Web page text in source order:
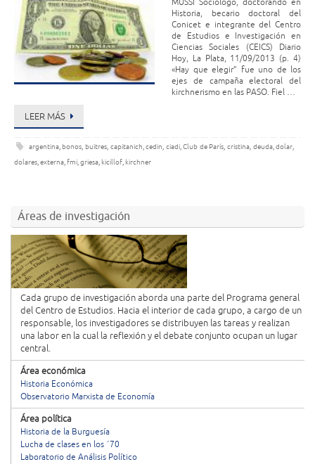
MUSSI Sociólogo, doctorando en
Historia, becario doctoral del
Conicet e integrante del Centro
de Estudios e Investigación en
Ciencias Sociales (CEICS) Diario
Hoy, La Plata, 11/09/2013 (p. 4)
«Hay que elegir” fue uno de los
ejes de campaña electoral del
kirchnerismo en las PASO. Fiel …
LEER MÁS
argentina, bonos, buitres, capitanich,cedin, ciadi,Club de París, cristina, deuda,dolar,
dolares,externa, fmi,griesa, kicillof, kirchner
Áreas de investigación
Cada grupo de investigación aborda una parte del Programa general
del Centro de Estudios. Hacia el interior de cada grupo, a cargo de un
responsable, los investigadores se distribuyen las tareas y realizan
una labor en la cual la reflexión y el debate conjunto ocupan un lugar
central.
Área económica
Historia Económica
Observatorio Marxista de Economía
Área política
Historia de la Burguesía
Lucha de clases en los ´70
Laboratorio de Análisis Político